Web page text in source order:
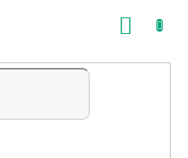
COŞ